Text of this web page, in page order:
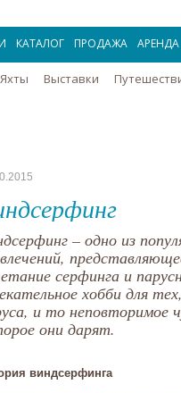
КАТАЛОГ ПРОДАЖА АРЕНДА
Выставки
– одно из
серфинга и
хобби для
и то неповторимое
они дарят.
виндсерфинга